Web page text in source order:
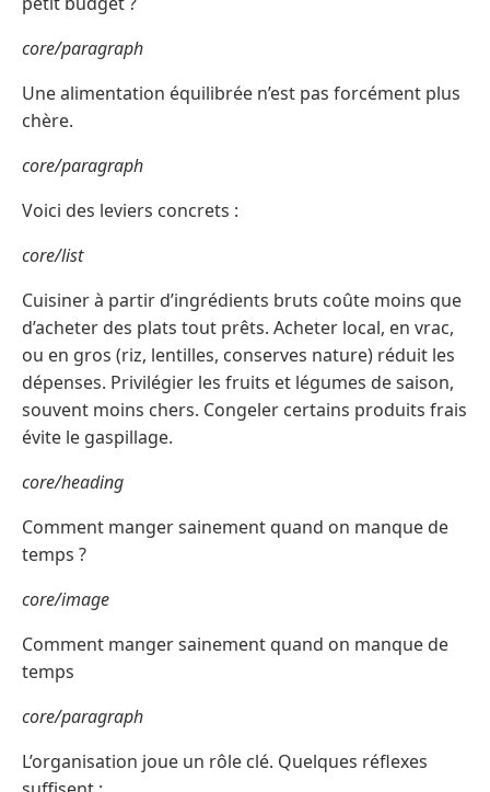
core/paragraph
Une alimentation équilibrée n’est pas forcément plus
chère.
core/paragraph
Voici des leviers concrets :
core/list
Cuisiner à partir d’ingrédients bruts coûte moins que
d’acheter des plats tout prêts. Acheter local, en vrac,
ou en gros (riz, lentilles, conserves nature) réduit les
dépenses. Privilégier les fruits et légumes de saison,
souvent moins chers. Congeler certains produits frais
évite le gaspillage.
core/heading
Comment manger sainement quand on manque de
temps ?
core/image
Comment manger sainement quand on manque de
temps
core/paragraph
L’organisation joue un rôle clé. Quelques réflexes